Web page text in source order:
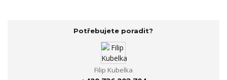
Potřebujete poradit?
Filip Kubelka